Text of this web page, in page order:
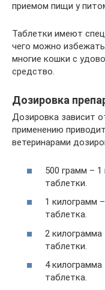
приемом пищи у
Таблетки имеют
чего можно
многие кошки с
средство.
Дозировка
Дозировка зависит
применению
ветеринарами
500 грамм –
таблетки.
1 килограмм
таблетка.
2 килограмма
таблетки.
4
таблетка.